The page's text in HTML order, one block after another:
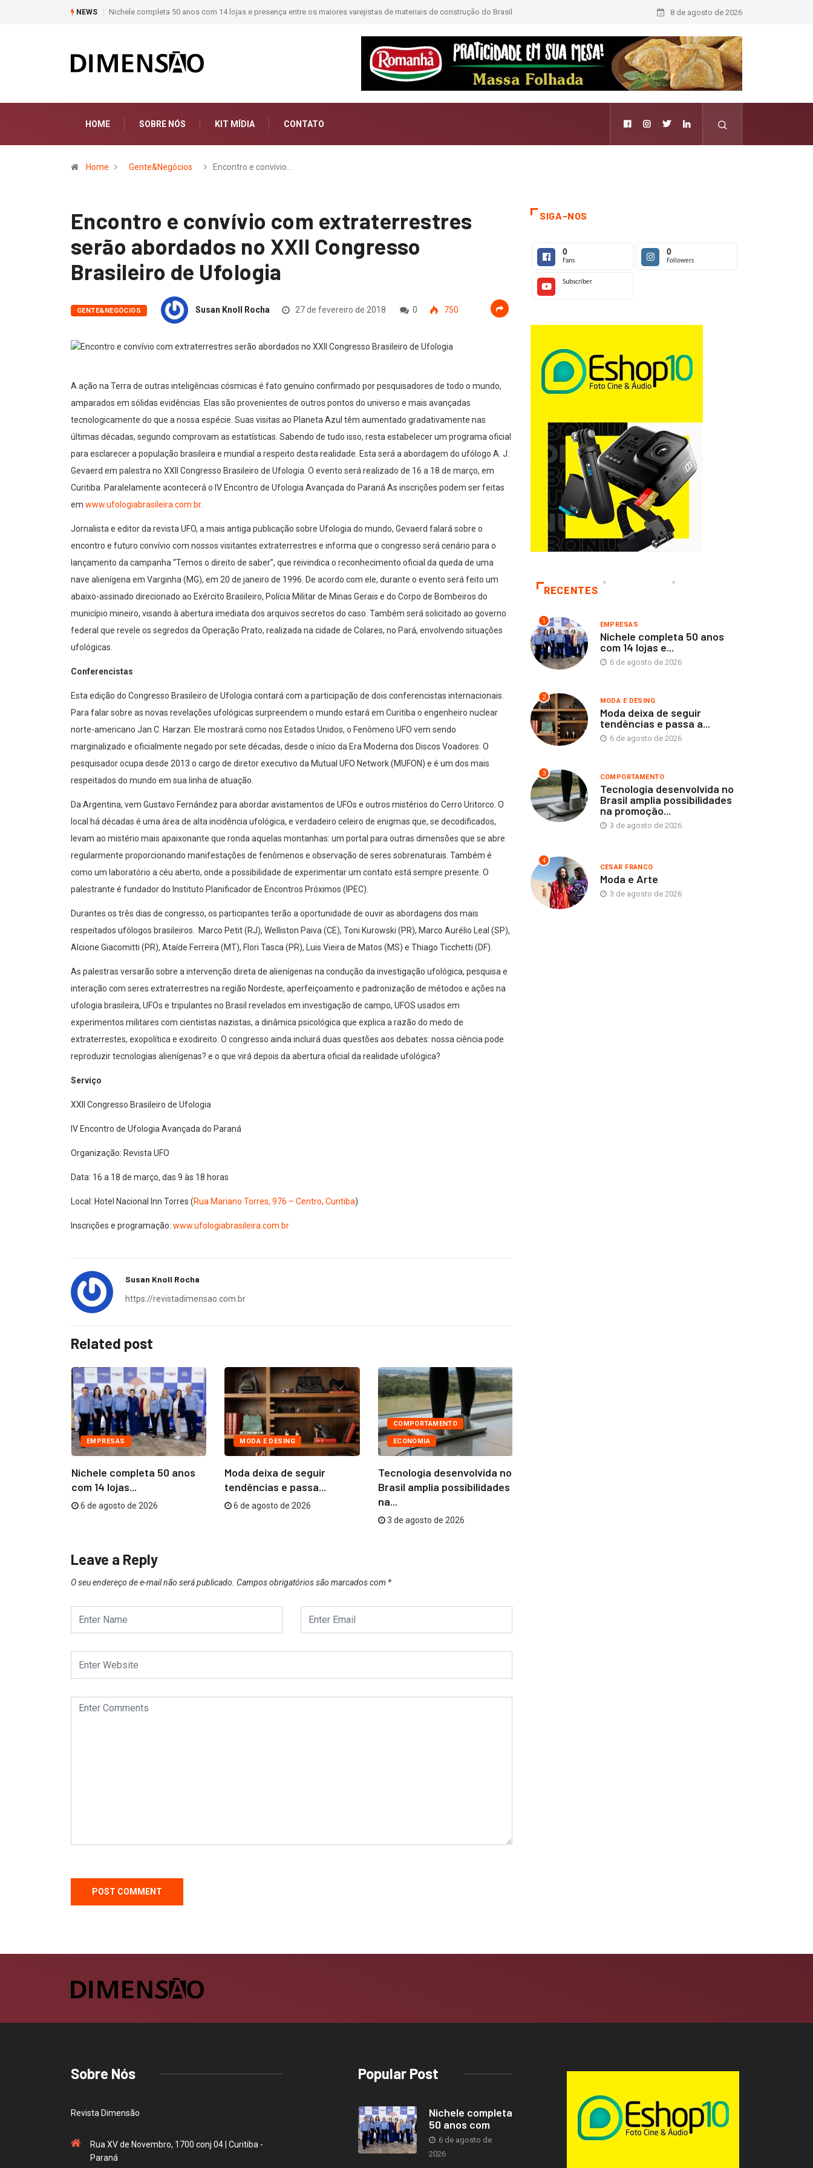
NEWS
de construção do BrasilModa deixa de seguir tendências e passa a contar histórias; Forward aposta na curadoria como novo luxo 8 de agosto de 2026
HOME SOBRE NÓS KIT MÍDIA CONTATO
Home Gente&Negócios Encontro e convívio…
Encontro e convívio com extraterrestres
serão abordados no XXII Congresso
Brasileiro de Ufologia
GENTE&NEGÓCIOS Susan Knoll Rocha 27 de fevereiro de 2018 0 750
A ação na Terra de outras inteligências cósmicas é fato genuíno confirmado por pesquisadores de todo o mundo,
amparados em sólidas evidências. Elas são provenientes de outros pontos do universo e mais avançadas
tecnologicamente do que a nossa espécie. Suas visitas ao Planeta Azul têm aumentado gradativamente nas
últimas décadas, segundo comprovam as estatísticas. Sabendo de tudo isso, resta estabelecer um programa oficial
para esclarecer a população brasileira e mundial a respeito desta realidade. Esta será a abordagem do ufólogo A. J.
Gevaerd em palestra no XXII Congresso Brasileiro de Ufologia. O evento será realizado de 16 a 18 de março, em
Curitiba. Paralelamente acontecerá o IV Encontro de Ufologia Avançada do Paraná As inscrições podem ser feitas
em www.ufologiabrasileira.com.br.
Jornalista e editor da revista UFO, a mais antiga publicação sobre Ufologia do mundo, Gevaerd falará sobre o
encontro e futuro convívio com nossos visitantes extraterrestres e informa que o congresso será cenário para o
lançamento da campanha “Temos o direito de saber”, que reivindica o reconhecimento oficial da queda de uma
nave alienígena em Varginha (MG), em 20 de janeiro de 1996. De acordo com ele, durante o evento será feito um
abaixo-assinado direcionado ao Exército Brasileiro, Polícia Militar de Minas Gerais e do Corpo de Bombeiros do
município mineiro, visando à abertura imediata dos arquivos secretos do caso. Também será solicitado ao governo
federal que revele os segredos da Operação Prato, realizada na cidade de Colares, no Pará, envolvendo situações
ufológicas.
Conferencistas
Esta edição do Congresso Brasileiro de Ufologia contará com a participação de dois conferencistas internacionais.
Para falar sobre as novas revelações ufológicas surpreendem o mundo estará em Curitiba o engenheiro nuclear
norte-americano Jan C. Harzan. Ele mostrará como nos Estados Unidos, o Fenômeno UFO vem sendo
marginalizado e oficialmente negado por sete décadas, desde o início da Era Moderna dos Discos Voadores. O
pesquisador ocupa desde 2013 o cargo de diretor executivo da Mutual UFO Network (MUFON) e é um dos mais
respeitados do mundo em sua linha de atuação.
Da Argentina, vem Gustavo Fernández para abordar avistamentos de UFOs e outros mistérios do Cerro Uritorco. O
local há décadas é uma área de alta incidência ufológica, e verdadeiro celeiro de enigmas que, se decodificados,
levam ao mistério mais apaixonante que ronda aquelas montanhas: um portal para outras dimensões que se abre
regularmente proporcionando manifestações de fenômenos e observação de seres sobrenaturais. Também é
como um laboratório a céu aberto, onde a possibilidade de experimentar um contato está sempre presente. O
palestrante é fundador do Instituto Planificador de Encontros Próximos (IPEC).
Durantes os três dias de congresso, os participantes terão a oportunidade de ouvir as abordagens dos mais
respeitados ufólogos brasileiros. Marco Petit (RJ), Welliston Paiva (CE), Toni Kurowski (PR), Marco Aurélio Leal (SP),
Alcione Giacomitti (PR), Ataíde Ferreira (MT), Flori Tasca (PR), Luis Vieira de Matos (MS) e Thiago Ticchetti (DF).
As palestras versarão sobre a intervenção direta de alienígenas na condução da investigação ufológica, pesquisa e
interação com seres extraterrestres na região Nordeste, aperfeiçoamento e padronização de métodos e ações na
ufologia brasileira, UFOs e tripulantes no Brasil revelados em investigação de campo, UFOS usados em
experimentos militares com cientistas nazistas, a dinâmica psicológica que explica a razão do medo de
extraterrestes, exopolítica e exodireito. O congresso ainda incluirá duas questões aos debates: nossa ciência pode
reproduzir tecnologias alienígenas? e o que virá depois da abertura oficial da realidade ufológica?
Serviço
XXII Congresso Brasileiro de Ufologia
IV Encontro de Ufologia Avançada do Paraná
Organização: Revista UFO
Data: 16 a 18 de março, das 9 às 18 horas
Local: Hotel Nacional Inn Torres (Rua Mariano Torres, 976 – Centro, Curitiba)
Inscrições e programação: www.ufologiabrasileira.com.br
Susan Knoll Rocha
https://revistadimensao.com.br
Related post
EMPRESAS
Nichele completa 50 anos
com 14 lojas...
6 de agosto de 2026
MODA E DESING
Moda deixa de seguir
tendências e passa...
6 de agosto de 2026
COMPORTAMENTO
ECONOMIA
Tecnologia desenvolvida no
Brasil amplia possibilidades
na...
3 de agosto de 2026
Leave a Reply
O seu endereço de e-mail não será publicado. Campos obrigatórios são marcados com *
SIGA-NOS
0
Fans
0
Followers
Subscriber
RECENTES
1 EMPRESAS
Nichele completa 50 anos
com 14 lojas e...
6 de agosto de 2026
2 MODA E DESING
Moda deixa de seguir
tendências e passa a...
6 de agosto de 2026
3 COMPORTAMENTO
Tecnologia desenvolvida no
Brasil amplia possibilidades
na promoção...
3 de agosto de 2026
4
CESAR FRANCO
Moda e Arte
3 de agosto de 2026
Sobre Nós
Revista Dimensão
Rua XV de Novembro, 1700 conj 04 | Curitiba -
Paraná
Popular Post
Nichele completa
50 anos com
6 de agosto de
2026